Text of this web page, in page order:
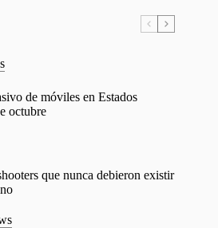
de móviles en Estados
octubre
que nunca debieron existir